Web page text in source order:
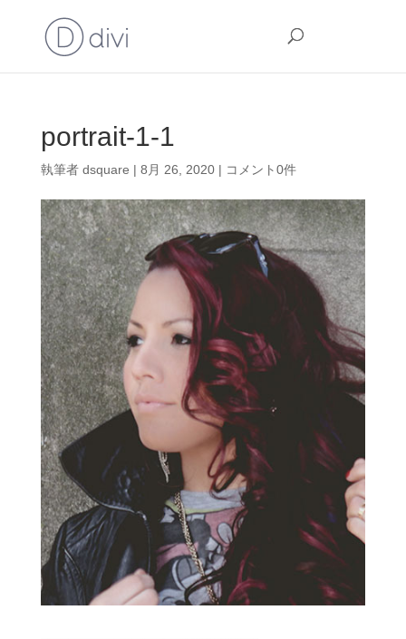
portrait-1-1
執筆者 dsquare | 8月 26, 2020| コメント0件